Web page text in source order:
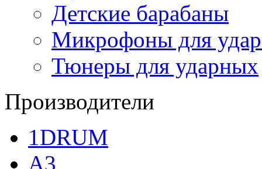
Детские барабаны
Микрофоны для
Тюнеры для ударных
Производители
1DRUM
A3